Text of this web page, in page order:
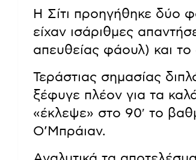
Η Σίτι προηγήθηκε δύο
είχαν ισάριθμες
απευθείας φάουλ) και
Τεράστιας σημασίας
ξέφυγε πλέον για τα
«έκλεψε» στο 90′ το
Ο’Μπράιαν.